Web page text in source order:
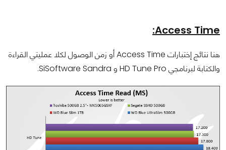
Access Time:
هنا نتائج إختبارات Access Time أو زمن الوصول لكلا عمليتي القراءة
والكتابة لبرنامجي HD Tune Pro و SiSoftware Sandra.